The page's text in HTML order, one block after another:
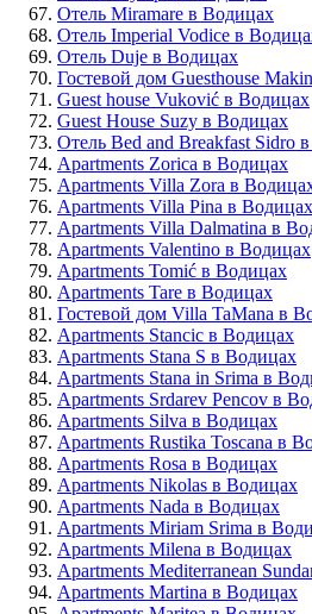
Отель Miramare в Водицах
Отель Imperial Vodice в
Отель Duje в Водицах
Гостевой дом Guesthouse
Guest house Vuković в Водицах
Guest House Suzy в Водицах
Отель Bed and Breakfast Sidro
Apartments Zorica в Водицах
Apartments Villa Zora в
Apartments Villa Pina в Водицах
Apartments Villa Dalmatina в
Apartments Valentino в Водицах
Apartments Tomić в Водицах
Apartments Tare в Водицах
Гостевой дом Villa TaMana в
Apartments Stancic в Водицах
Apartments Stana S в Водицах
Apartments Stana in Srima в
Apartments Srdarev Pencov в
Apartments Silva в Водицах
Apartments Rustika Toscana в
Apartments Rosa в Водицах
Apartments Nikolas в Водицах
Apartments Nada в Водицах
Apartments Miriam Srima в
Apartments Milena в Водицах
Apartments Mediterranean
Apartments Martina в Водицах